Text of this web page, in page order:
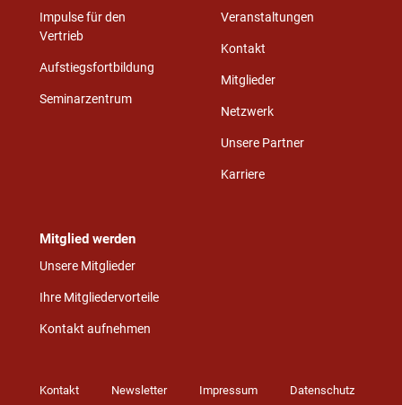
Impulse für den
Vertrieb
Aufstiegsfortbildung
Seminarzentrum
Veranstaltungen
Kontakt
Mitglieder
Netzwerk
Unsere Partner
Karriere
Mitglied werden
Unsere Mitglieder
Ihre Mitgliedervorteile
Kontakt aufnehmen
Kontakt Newsletter Impressum
Datenschutz